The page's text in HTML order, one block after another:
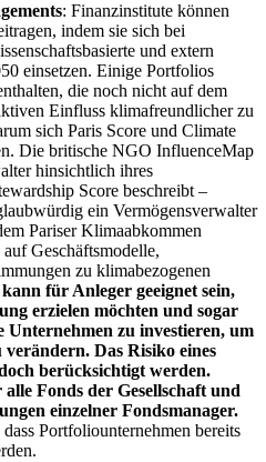
: Finanzinstitute können
indem sie sich bei
und extern
einsetzen. Einige Portfolios
die noch nicht auf dem
Einfluss klimafreundlicher zu
sich Paris Score und Climate
Die britische NGO InfluenceMap
hinsichtlich ihres
Score beschreibt –
ein Vermögensverwalter
Pariser Klimaabkommen
Geschäftsmodelle,
zu klimabezogenen
für Anleger geeignet sein,
erzielen möchten und sogar
Unternehmen zu investieren, um
Das Risiko eines
berücksichtigt werden.
Fonds der Gesellschaft und
einzelner Fondsmanager.
Portfoliounternehmen bereits